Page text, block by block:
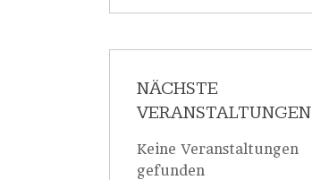
NÄCHSTE
VERANSTALTUNGEN
Keine Veranstaltungen
gefunden